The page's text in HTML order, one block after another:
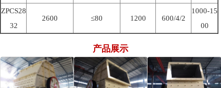
ZPCS28
32
2600 ≤80 1200 600/4/2
1000-15
00
产品展示